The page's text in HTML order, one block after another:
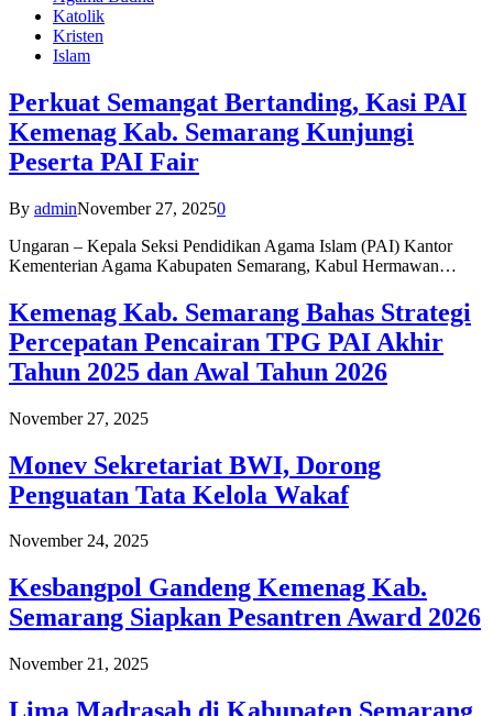
Katolik
Kristen
Islam
Perkuat Semangat Bertanding, Kasi PAI
Kemenag Kab. Semarang Kunjungi
Peserta PAI Fair
By adminNovember 27, 20250
Ungaran – Kepala Seksi Pendidikan Agama Islam (PAI) Kantor
Kementerian Agama Kabupaten Semarang, Kabul Hermawan…
Kemenag Kab. Semarang Bahas Strategi
Percepatan Pencairan TPG PAI Akhir
Tahun 2025 dan Awal Tahun 2026
November 27, 2025
Monev Sekretariat BWI, Dorong
Penguatan Tata Kelola Wakaf
November 24, 2025
Kesbangpol Gandeng Kemenag Kab.
Semarang Siapkan Pesantren Award 2026
November 21, 2025